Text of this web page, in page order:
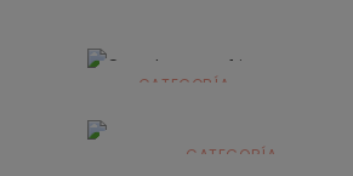
CATEGORÍA
CATEGORÍA